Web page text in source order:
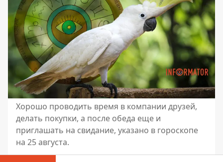
Хорошо проводить время в компании друзей,
делать покупки, а после обеда еще и
приглашать на свидание, указано в гороскопе
на 25 августа.